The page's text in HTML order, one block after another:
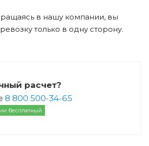
в нашу компании, вы
только в одну сторону.
расчет?
8 800 500-34-65
бесплатный